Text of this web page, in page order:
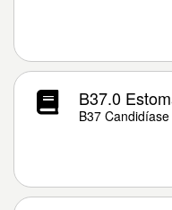
B37.0
B37 Candidíase